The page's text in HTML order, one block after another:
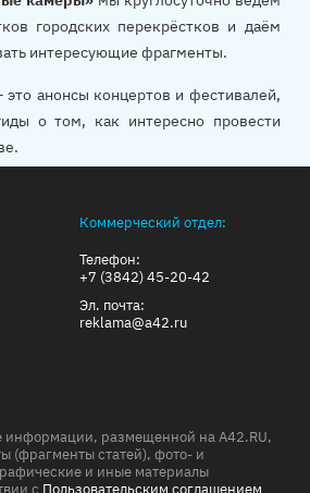
городских перекрёстков и даём
интересующие фрагменты.
анонсы концертов и фестивалей,
о том, как интересно провести
Коммерческий отдел:
Телефон:
+7 (3842) 45-20-42
Эл. почта:
reklama@a42.ru
информации, размещенной на A42.RU,
(фрагменты статей), фото- и
и иные материалы
с Пользовательским соглашением